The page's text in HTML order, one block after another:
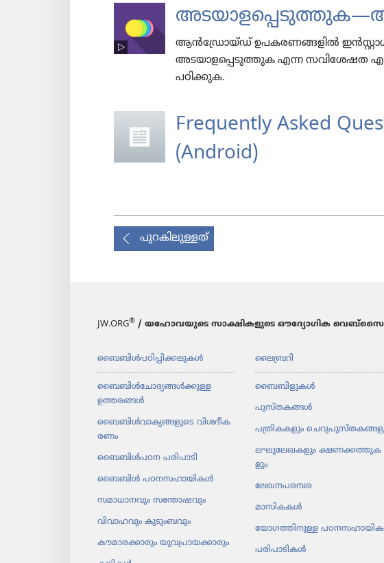
ആൻഡ്രോയ്‌ഡ്‌ ഉപകരണങ്ങളിൽ ഇൻസ്റ്റാൾ
അടയാ​ള​പ്പെ​ടു​ത്തു​ക എന്ന സവി​ശേ​ഷത
പഠിക്കുക.
Frequently Asked
(Android)
പുറകിലുള്ളത്
JW.ORG® / യഹോവയുടെ സാക്ഷികളുടെ ഔദ്യോഗിക
ബൈബിൾപ​ഠി​പ്പി​ക്ക​ലു​കൾ
ബൈബിൾചോ​ദ്യ​ങ്ങൾക്കുള്ള
ഉത്തരങ്ങൾ
ബൈബിൾവാ​ക്യ​ങ്ങ​ളു​ടെ വിശദീ​ക​
രണം
ബൈബിൾപഠന പരിപാ​ടി
ബൈബിൾ പഠനസ​ഹാ​യി​കൾ
സമാധാ​ന​വും സന്തോ​ഷ​വും
വിവാഹവും കുടുംബവും
കൗമാ​ര​ക്കാ​രും യുവ​പ്രാ​യ​ക്കാ​രും
ലൈബ്രറി
ബൈബിളുകൾ
പുസ്‌ത​കങ്ങൾ
പത്രി​ക​ക​ളും
ലഘു​ലേ​ഖ​ക​ളും ക്ഷണക്കത്തു​ക​
ളും
ലേഖന​പ​രമ്പര
മാസി​കകൾ
യോഗ​ത്തി​നു​ള്ള
പരിപാ​ടി​കൾ